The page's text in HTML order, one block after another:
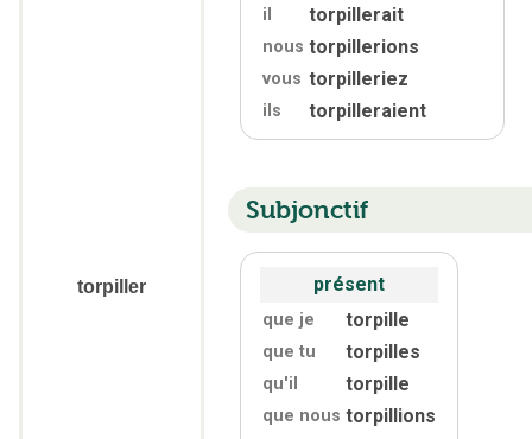
torpiller
il torpillerait
nous torpillerions
vous torpilleriez
ils torpilleraient
Subjonctif
présent
que je torpille
que tu torpilles
qu'il torpille
que nous torpillions